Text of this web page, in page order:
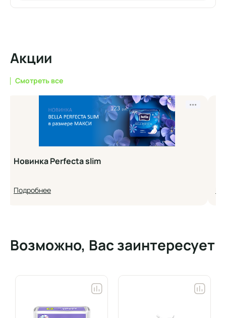
Акции
Смотреть все
•••
Новинка Perfecta slim
Подробнее
Возможно, Вас заинтересует